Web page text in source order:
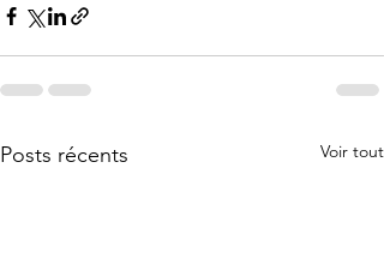
Posts récents Voir tout